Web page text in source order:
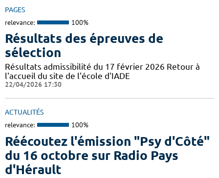
PAGES
relevance: 100%
Résultats des épreuves de
sélection
Résultats admissibilité du 17 février 2026 Retour à
l'accueil du site de l'école d'IADE
22/04/2026 17:30
ACTUALITÉS
relevance: 100%
Réécoutez l'émission "Psy d'Côté"
du 16 octobre sur Radio Pays
d'Hérault